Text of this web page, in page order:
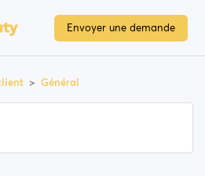
Envoyer une demande
Général